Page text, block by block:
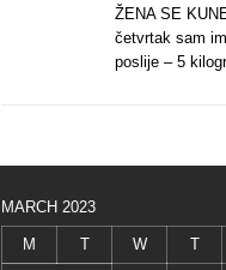
ŽENA SE
četvrtak sam
poslije – 5
MARCH 2023
M T W T